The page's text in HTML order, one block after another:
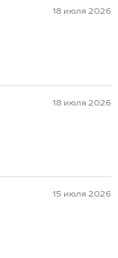
18 июля 2026
18 июля 2026
15 июля 2026